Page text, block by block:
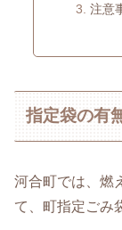
注意
指定袋の有
河合町では、燃
て、町指定ごみ